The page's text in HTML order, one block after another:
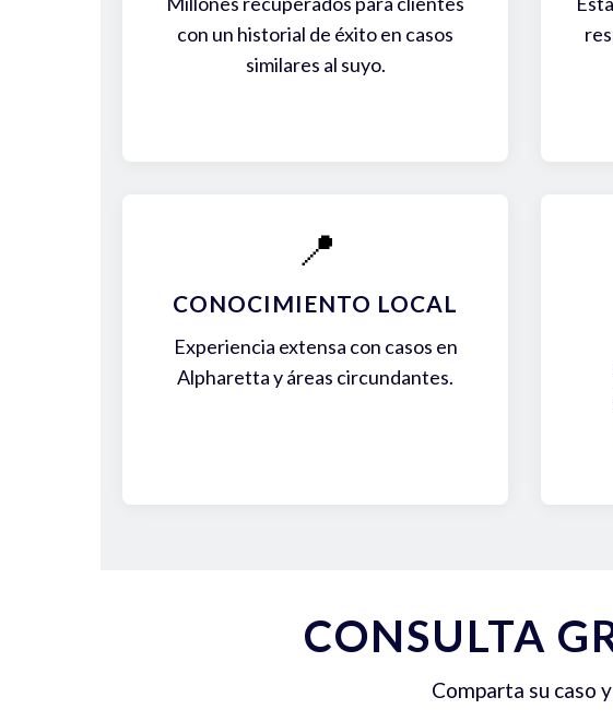
con un historial de éxito en casos
similares al suyo.
📍
CONOCIMIENTO LOCAL
Experiencia extensa con casos en
Alpharetta y áreas circundantes.
CONSULTA
Comparta su caso